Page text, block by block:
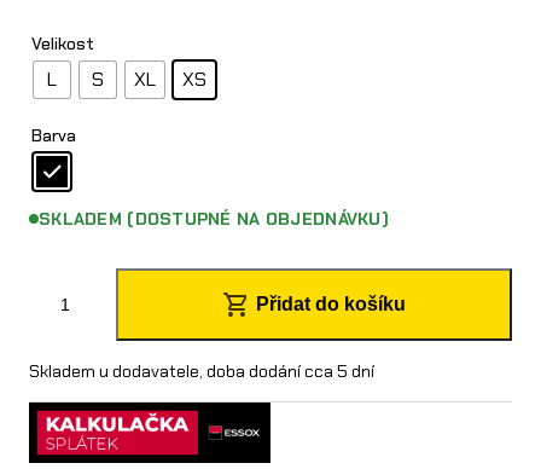
Velikost
L S XL XS
Barva
SKLADEM (DOSTUPNÉ NA OBJEDNÁVKU)
N
e
a
Přidat do košíku
Skladem u dodavatele, doba dodání cca 5 dní